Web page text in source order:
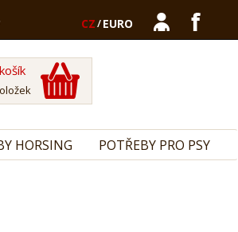
CZ/EURO
HORSING POTŘEBY PRO PSY